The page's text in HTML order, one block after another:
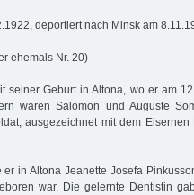
deportiert nach Minsk am
ehemals Nr. 20)
seiner Geburt in Altona, wo er am
waren Salomon und Auguste
ausgezeichnet mit dem
in Altona Jeanette Josefa
war. Die gelernte Dentistin